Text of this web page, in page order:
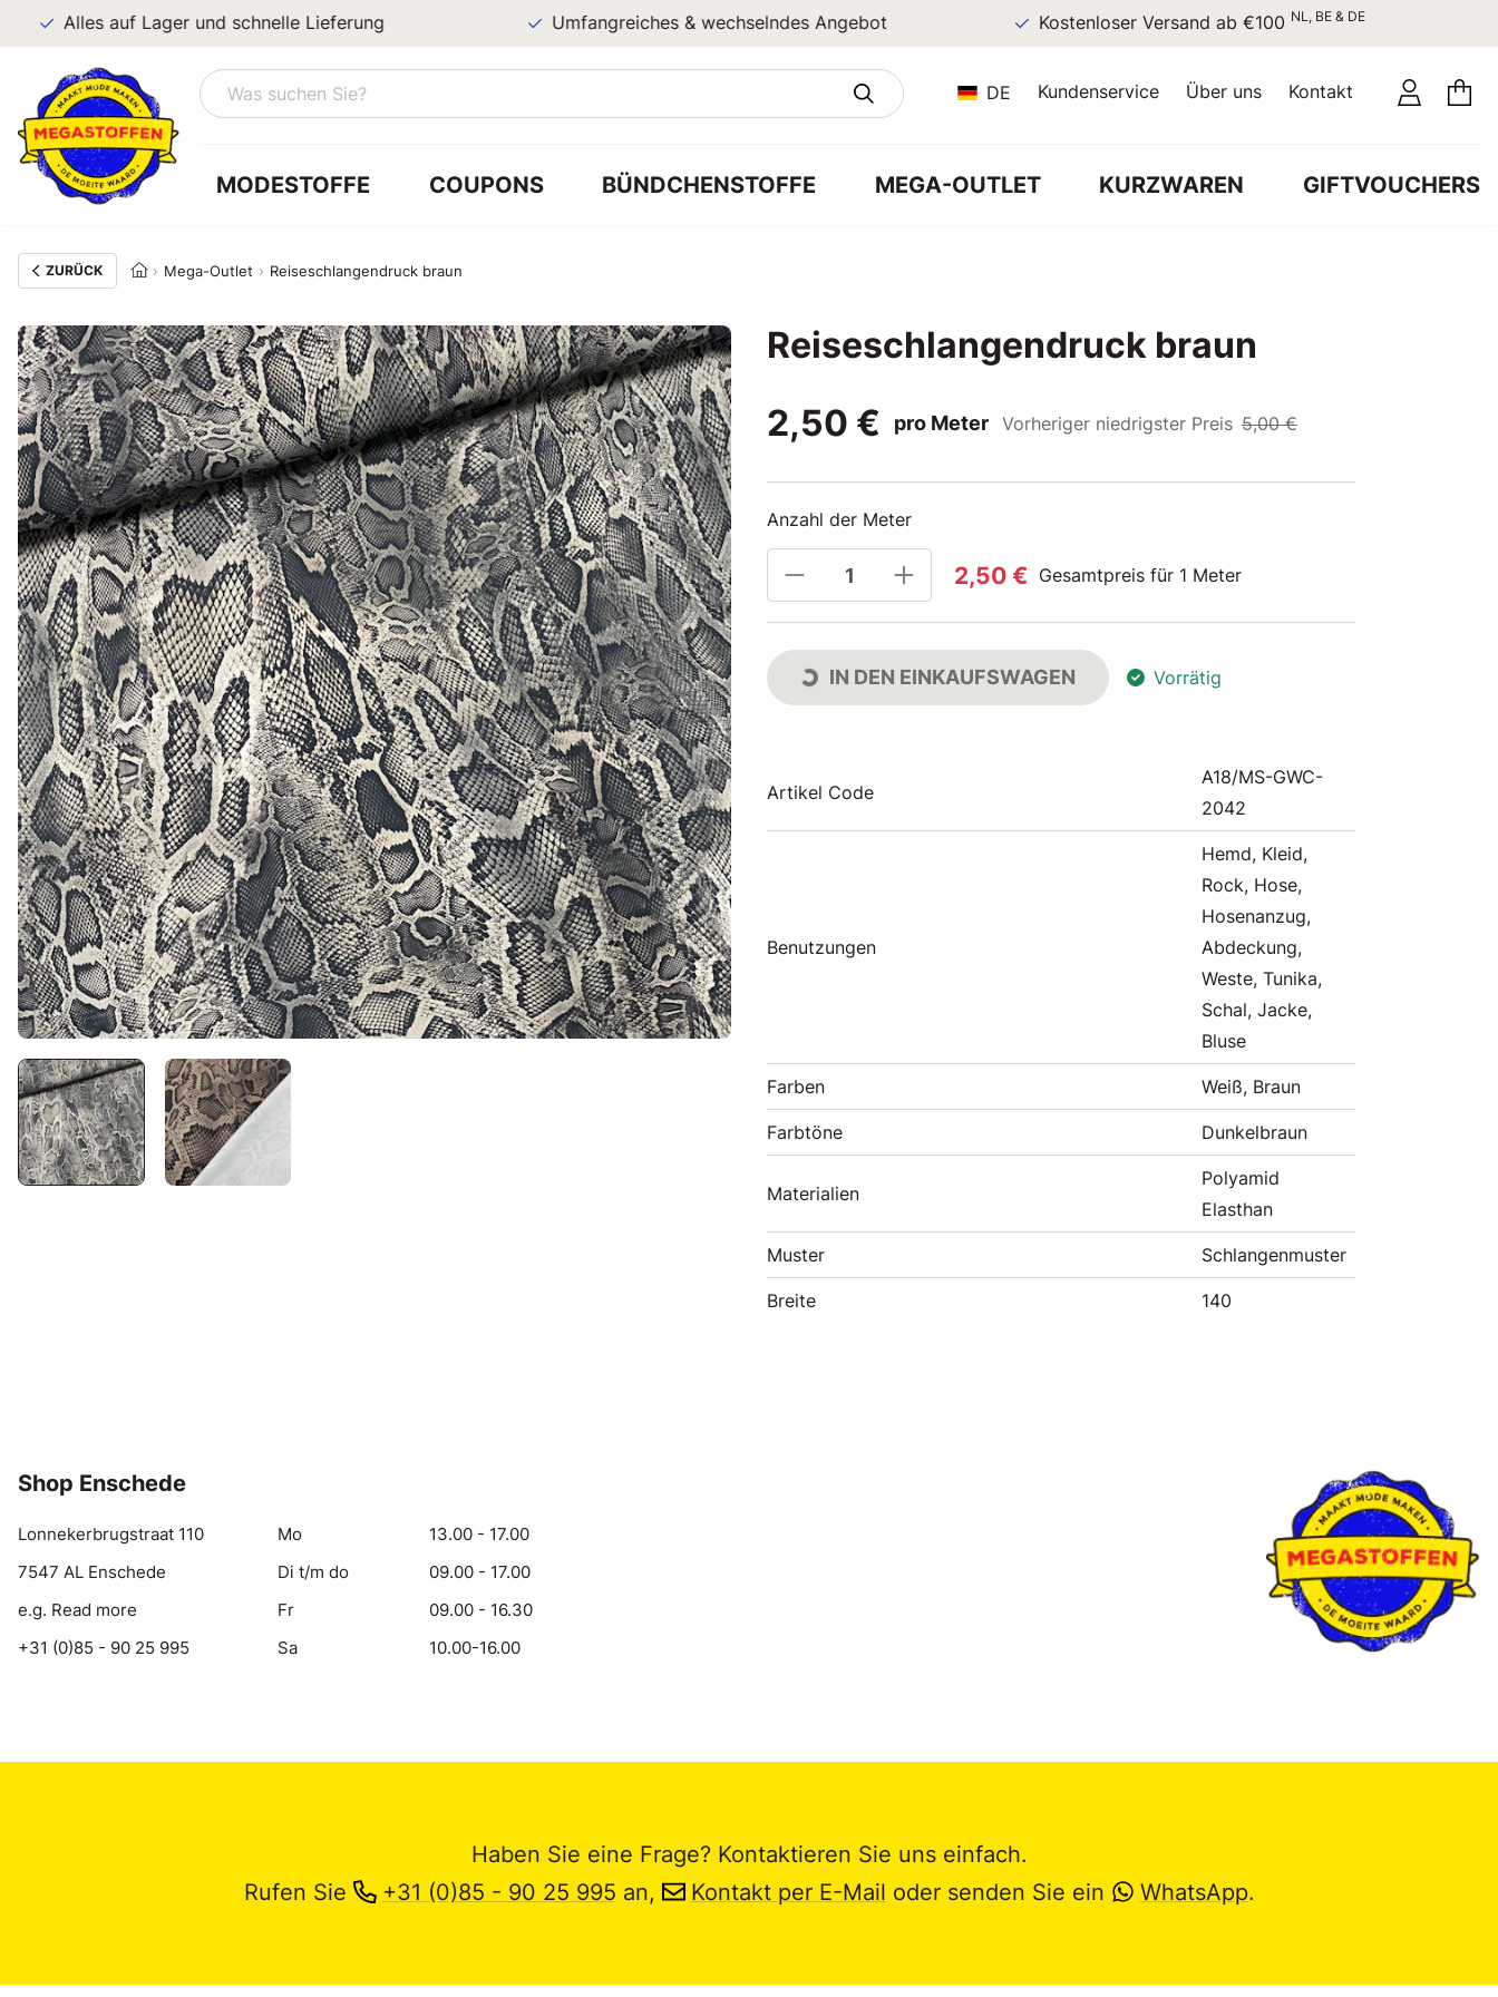
Alles auf Lager und schnelle Lieferung Umfangreiches & wechselndes Angebot Kostenloser Versand ab €100 NL, BE & DE
DE Kundenservice Über uns Kontakt
MODESTOFFE COUPONS BÜNDCHENSTOFFE MEGA-OUTLET KURZWAREN GIFTVOUCHERS
ZURÜCK Mega-Outlet Reiseschlangendruck braun
Reiseschlangendruck braun
2,50 €
pro Meter Vorheriger niedrigster Preis 5,00 €
Anzahl der Meter
2,50 € Gesamtpreis für 1 Meter
IN DEN EINKAUFSWAGEN Vorrätig
Artikel Code
A18/MS-GWC-
2042
Benutzungen
Hemd, Kleid,
Rock, Hose,
Hosenanzug,
Abdeckung,
Weste, Tunika,
Schal, Jacke,
Bluse
Farben Weiß, Braun
Farbtöne Dunkelbraun
Materialien
Polyamid
Elasthan
Muster Schlangenmuster
Breite 140
Shop Enschede
Lonnekerbrugstraat 110
7547 AL Enschede
e.g. Read more
+31 (0)85 - 90 25 995
Mo
13.00 - 17.00
Di t/m do
09.00 - 17.00
Fr
09.00 - 16.30
Sa
10.00-16.00
Haben Sie eine Frage? Kontaktieren Sie uns einfach.
Rufen Sie
+31 (0)85 - 90 25 995 an, Kontakt per E-Mail oder senden Sie ein WhatsApp.